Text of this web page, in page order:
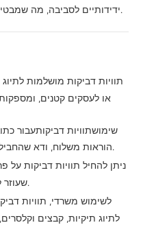
ידידותיים לסביבה, מה שמבטיח השפעה מינימלית על הסביבה.
תוויות דביקות מושלמות
או לעסקים קטנים,
שימושתוויות דביקותעבור
הוראות משלוח, ודא שהחבילות שלך מזוהות ונמסרות כהלכה.
ניתן להחיל תוויות דביקות על
שעוזר לארגן ולעקוב אחר המלאי בקלות.
לשימוש משרדי, תוויות
לתיוג תיקיות, קבצים